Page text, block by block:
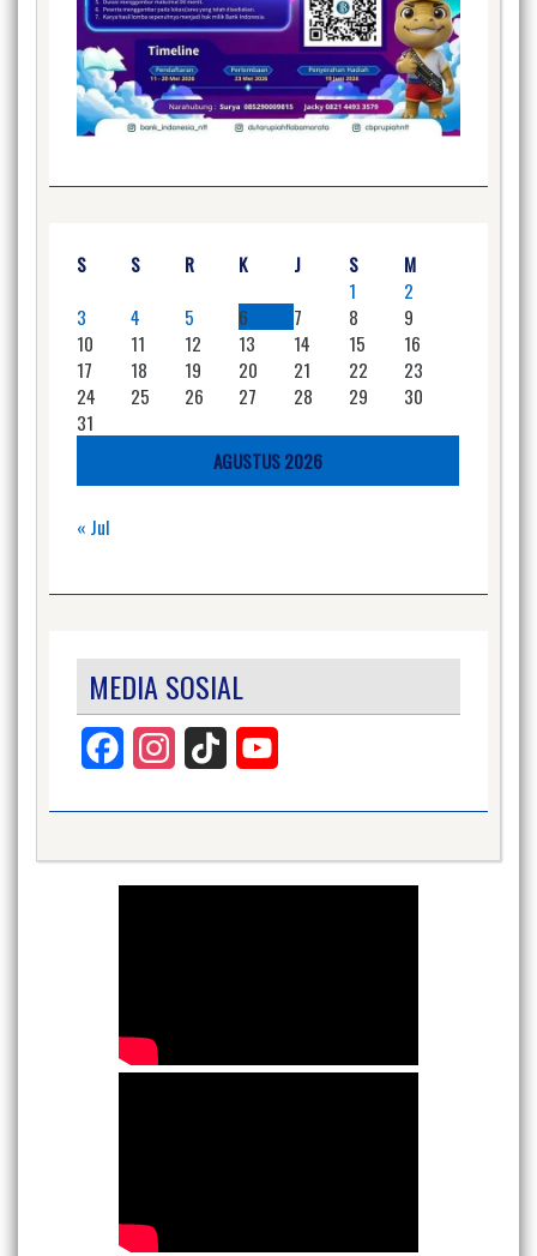
AGUSTUS 2026
S S R K J S
M
1
2
3
4 5 6 7 8
9
10
11 12 13 14 15
16
17
18 19 20 21 22
23
24
25 26 27 28 29
30
31
« Jul
MEDIA SOSIAL
Facebook InstagramTikTok